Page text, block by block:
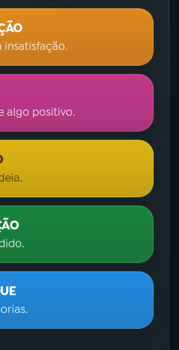
insatisfação.
algo positivo.